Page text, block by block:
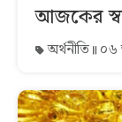
আজকের
অর্থনীতি ০৬